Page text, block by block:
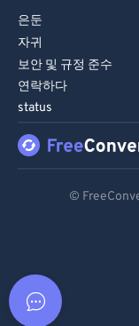
은둔
자귀
보안 및 규정 준수
연락하다
status
©